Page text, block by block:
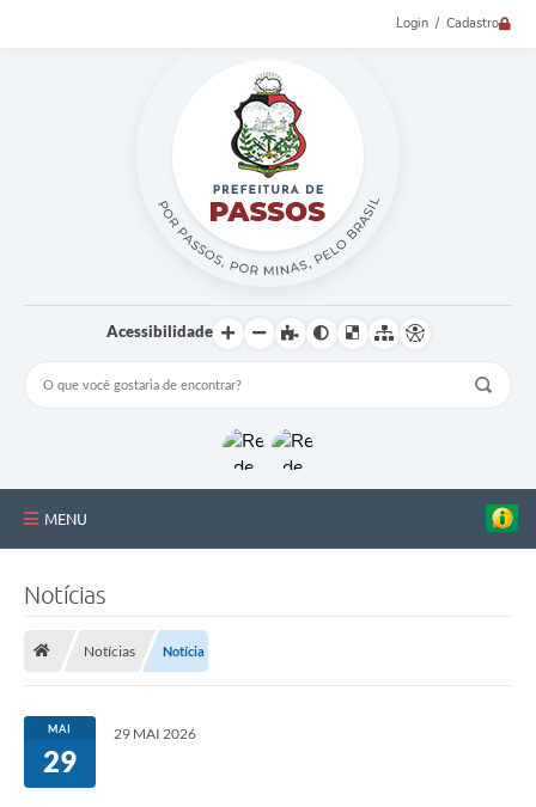
Login / Cadastro
Acessibilidade
MENU
Estrutura Administrativa
Galeria de Fotos
Notícias
Notícias Notícia
MAI
29
29 MAI 2026